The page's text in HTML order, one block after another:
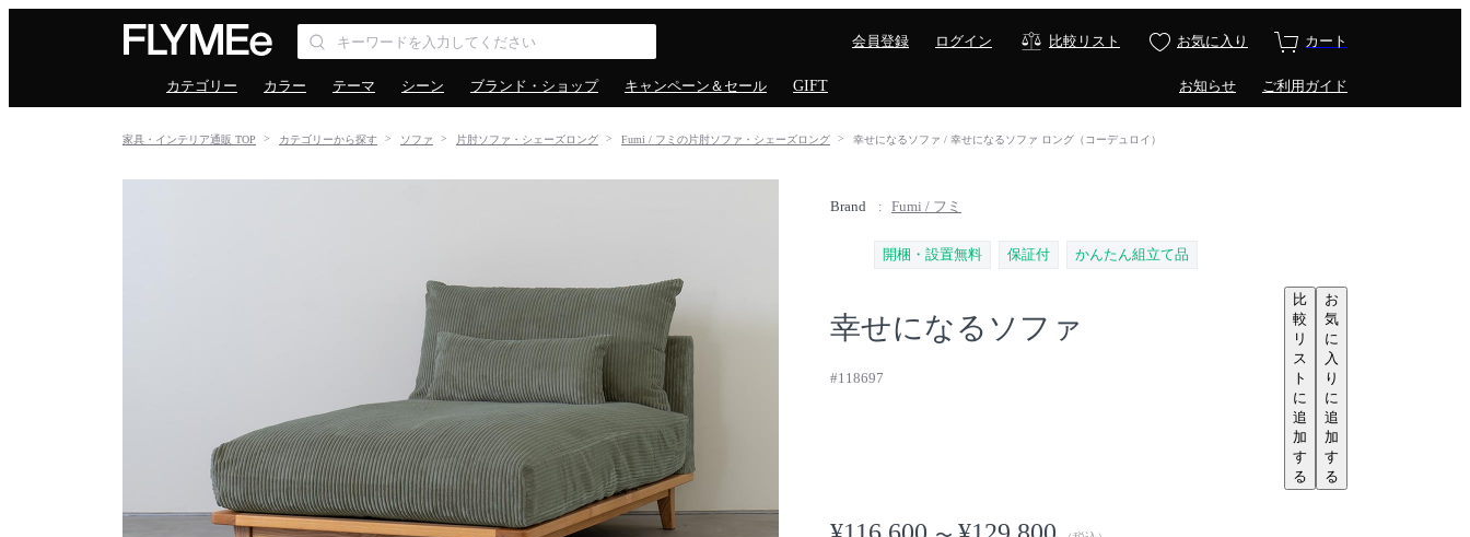
会員登録 ログイン 比較リスト お気に入り カート
カテゴリー カラー テーマ シーン ブランド・ショップ キャンペーン＆セール GIFT お知らせ ご利用ガイド
家具・インテリア通販 TOP カテゴリーから探す ソファ 片肘ソファ・シェーズロング Fumi / フミの片肘ソファ・シェーズロング 幸せになるソファ / 幸せになるソファ ロング（コーデュロイ）
Brand Fumi / フミ
開梱・設置無料 保証付 かんたん組立て品
幸せになるソファ
#118697
比
較
リ
ス
ト
に
追
加
す
る
お
気
に
入
り
に
追
加
す
る